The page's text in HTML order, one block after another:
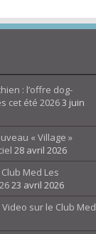
: l’offre dog-
cet été 20263 juin
« Village »
28 avril 2026
Med Les
23 avril 2026
sur le Club Med